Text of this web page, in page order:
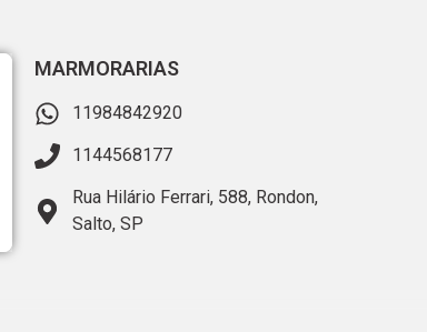
MARMORARIAS
11984842920
1144568177
Rua Hilário Ferrari, 588, Rondon,
Salto, SP